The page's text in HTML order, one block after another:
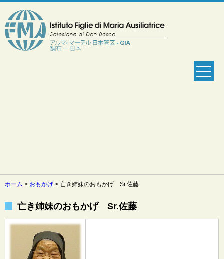
ホーム > おもかげ > 亡き姉妹のおもかげ Sr.佐藤
亡き姉妹のおもかげ Sr.佐藤